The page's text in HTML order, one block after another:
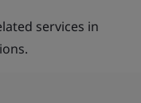
services in